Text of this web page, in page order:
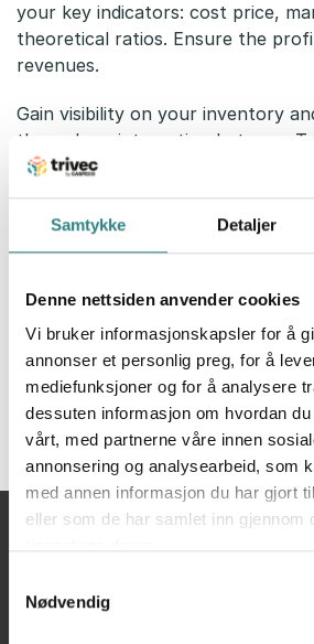
Samtykke Detaljer
Denne nettsiden anvender cookies
Vi bruker informasjonskapsler for å
annonser et personlig preg, for å
mediefunksjoner og for å analysere
dessuten informasjon om hvordan
vårt, med partnerne våre innen
annonsering og analysearbeid, som
med annen informasjon du har gjort
eller som de har samlet inn gjennom
Nødvendig
your key indicators: cost price,
theoretical ratios. Ensure the
revenues.
Gain visibility on your inventory
through an integration between
inventory system. Full control
sold.
Call us if you have any questions!
Mycawan Netresto